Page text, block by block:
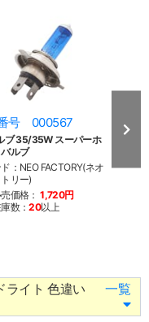
号 000567
ブ 35/35W スーパーホ
ルブ
：NEO FACTORY(ネオ
リー)
価格： 1,720円
数：20以上
商
ブラ
ライト 色違い
一覧